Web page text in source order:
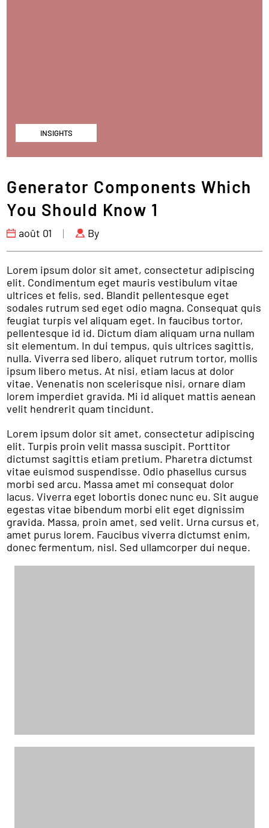
INSIGHTS
Generator Components Which
You Should Know 1
août 01 By
Lorem ipsum dolor sit amet, consectetur adipiscing
elit. Condimentum eget mauris vestibulum vitae
ultrices et felis, sed. Blandit pellentesque eget
sodales rutrum sed eget odio magna. Consequat quis
feugiat turpis vel aliquam eget. In faucibus tortor,
pellentesque id id. Dictum diam aliquam urna nullam
sit elementum. In dui tempus, quis ultrices sagittis,
nulla. Viverra sed libero, aliquet rutrum tortor, mollis
ipsum libero metus. At nisi, etiam lacus at dolor
vitae. Venenatis non scelerisque nisi, ornare diam
lorem imperdiet gravida. Mi id aliquet mattis aenean
velit hendrerit quam tincidunt.
Lorem ipsum dolor sit amet, consectetur adipiscing
elit. Turpis proin velit massa suscipit. Porttitor
dictumst sagittis etiam pretium. Pharetra dictumst
vitae euismod suspendisse. Odio phasellus cursus
morbi sed arcu. Massa amet mi consequat dolor
lacus. Viverra eget lobortis donec nunc eu. Sit augue
egestas vitae bibendum morbi elit eget dignissim
gravida. Massa, proin amet, sed velit. Urna cursus et,
amet purus lorem. Faucibus viverra dictumst enim,
donec fermentum, nisl. Sed ullamcorper dui neque.